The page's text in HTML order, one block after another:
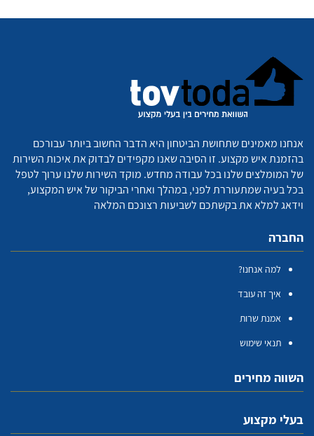
אנחנו מאמינים שתחושת הביטחון היא הדבר החשוב ביותר עבורכם
בהזמנת איש מקצוע. זו הסיבה שאנו מקפידים לבדוק את איכות השירות
של המומלצים שלנו בכל עבודה מחדש. מוקד השירות שלנו ערוך לטפל
בכל בעיה שמתעוררת לפני, במהלך ואחרי הביקור של איש המקצוע,
וידאג למלא את בקשתכם לשביעות רצונכם המלאה
החברה
למה אנחנו?
איך זה עובד
אמנת שרות
תנאי שימוש
השווה מחירים
בעלי מקצוע